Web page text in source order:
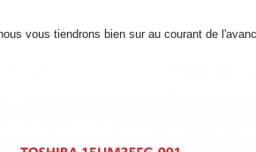
vous tiendrons bien sur au courant de